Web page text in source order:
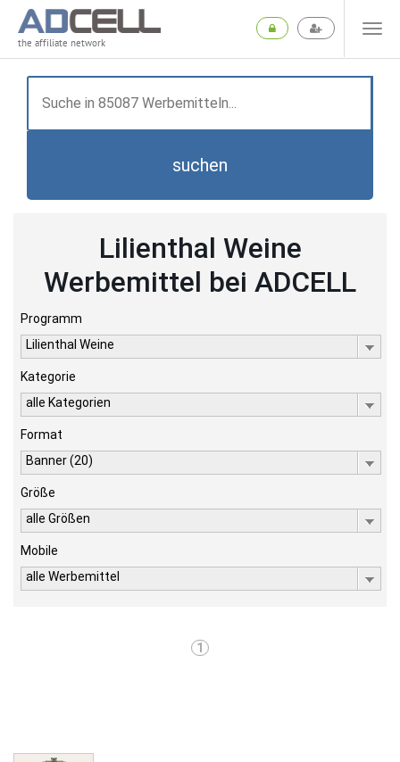
the affiliate network
suchen
Lilienthal Weine
Werbemittel bei ADCELL
Programm
Lilienthal Weine
Kategorie
alle Kategorien
Format
Banner (20)
Größe
alle Größen
Mobile
alle Werbemittel
1